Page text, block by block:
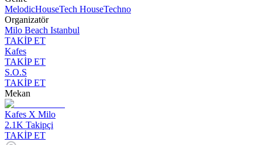
MelodicHouseTech HouseTechno
Organizatör
Milo Beach Istanbul
TAKİP ET
Kafes
TAKİP ET
S.O.S
TAKİP ET
Mekan
Kafes X Milo
2.1K Takipçi
TAKİP ET